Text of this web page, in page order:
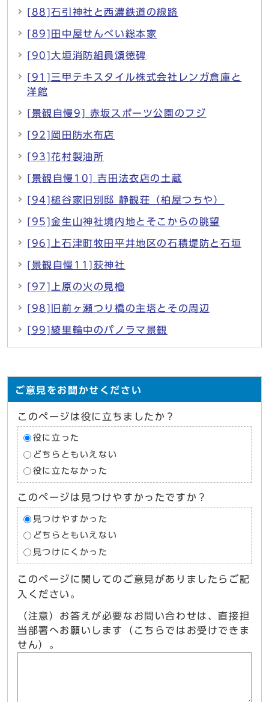
[88]石引神社と西濃鉄道の線路
[89]田中屋せんべい総本家
[90]大垣消防組員頌徳碑
[91]三甲テキスタイル株式会社レンガ倉庫と
洋館
[景観自慢9] 赤坂スポーツ公園のフジ
[92]岡田防水布店
[93]花村製油所
[景観自慢10] 吉田法衣店の土蔵
[94]槌谷家旧別邸 静観荘（柏屋つちや）
[95]金生山神社境内地とそこからの眺望
[96]上石津町牧田平井地区の石積堤防と石垣
[景観自慢11]荻神社
[97]上原の火の見櫓
[98]旧前ヶ瀬つり橋の主塔とその周辺
[99]綾里輪中のパノラマ景観
ご意見をお聞かせください
このページは役に立ちましたか？
役に立った
どちらともいえない
役に立たなかった
このページは見つけやすかったですか？
見つけやすかった
どちらともいえない
見つけにくかった
このページに関してのご意見がありましたらご記
入ください。
（注意）お答えが必要なお問い合わせは、直接担
当部署へお願いします（こちらではお受けできま
せん）。